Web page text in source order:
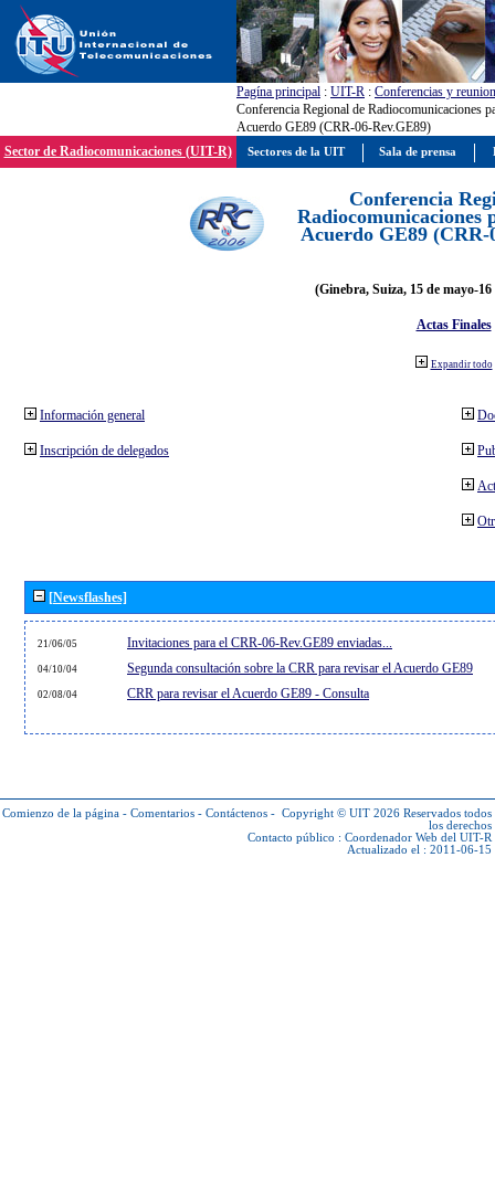
Pagína principal : UIT-R : Conferencias y
Conferencia Regional de Radiocomunicaciones
Acuerdo GE89 (CRR-06-Rev.GE89)
Sector de Radiocomunicaciones (UIT-R)
Conferencia
Radiocomunicaciones
Acuerdo GE89 (CRR-
(Ginebra, Suiza, 15 de mayo-
Actas Finales
Expandir todo
Información general
Inscripción de delegados
[Newsflashes]
21/06/05 Invitaciones para el CRR-06-Rev.GE89 enviadas...
04/10/04 Segunda consultación sobre la CRR para revisar el Acuerdo GE89
02/08/04 CRR para revisar el Acuerdo GE89 - Consulta
Comienzo de la página - Comentarios - Contáctenos - Copyright © UIT 2026 Reservados todos
los derechos
Contacto público : Coordenador Web del UIT-R
Actualizado el : 2011-06-15
Sectores de la UIT Sala de prensa